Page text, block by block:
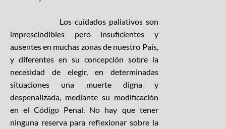
Los cuidados paliativos son
imprescindibles pero insuficientes y
ausentes en muchas zonas de nuestro País,
y diferentes en su concepción sobre la
necesidad de elegir, en determinadas
situaciones una muerte digna y
despenalizada, mediante su modificación
en el Código Penal. No hay que tener
ninguna reserva para reflexionar sobre la